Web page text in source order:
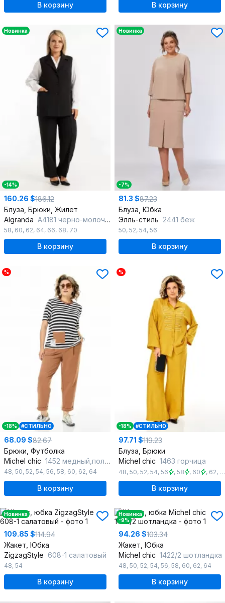
В корзину В корзину
Новинка
-14%
160.26 $186.12
Блуза, Брюки, Жилет
Algranda А4181 черно-молочный
58, 60, 62, 64, 66, 68, 70
В корзину
Новинка
-7%
81.3 $87.23
Блуза, Юбка
Элль-стиль 2441 беж
50, 52, 54, 56
В корзину
%
-18% #СТИЛЬНО
68.09 $82.67
Брюки, Футболка
Michel chic 1452 медный,полоска
48, 50, 52, 54, 56, 58, 60, 62, 64
В корзину
%
-18% #СТИЛЬНО
97.71 $119.23
Блуза, Брюки
Michel chic 1463 горчица
48, 50, 52, 54, 56 , 58 , 60 , 62,
В корзину
Новинка
109.85 $114.94
Жакет, Юбка
ZigzagStyle 608-1 салатовый
48, 54
В корзину
Новинка
-9%
94.26 $103.34
Жакет, Юбка
Michel chic 1422/2 шотландка
48, 50, 52, 54, 56, 58, 60, 62, 64
В корзину